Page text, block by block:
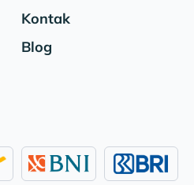
Kontak
Blog